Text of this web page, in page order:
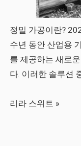
정밀 가공이란?
수년 동안 산업용
를 제공하는 새로
다. 이러한 솔루션
리라 스위트 »